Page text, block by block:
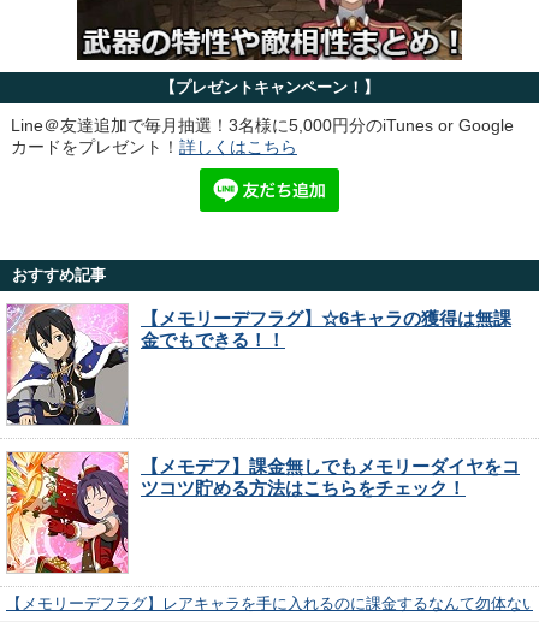
【プレゼントキャンペーン！】
Line＠友達追加で毎月抽選！3名様に5,000円分のiTunes or Google
カードをプレゼント！ 詳しくはこちら
おすすめ記事
【メモリーデフラグ】☆6キャラの獲得は無課
金でもできる！！
【メモデフ】課金無しでもメモリーダイヤをコ
ツコツ貯める方法はこちらをチェック！
【メモリーデフラグ】レアキャラを手に入れるのに課金するなんて勿体な